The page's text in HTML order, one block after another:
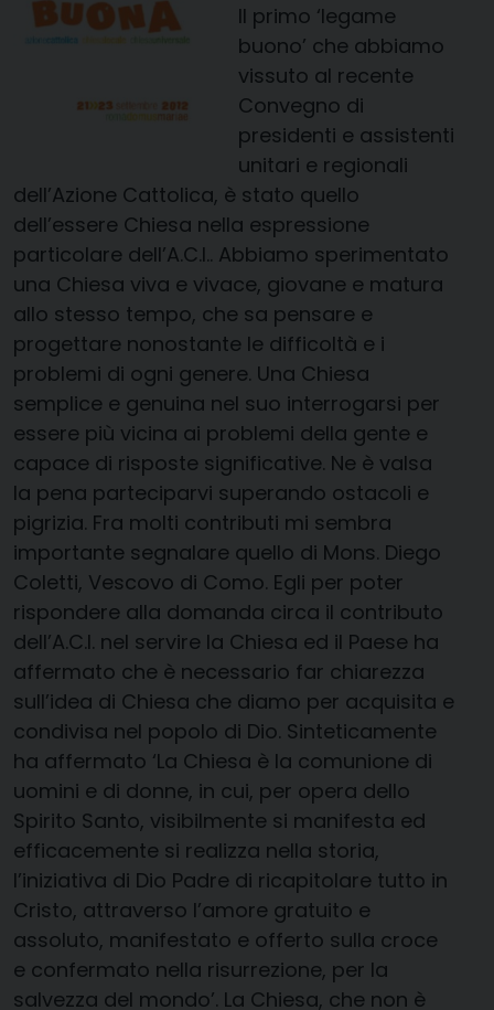
Il primo ‘legame
buono’ che abbiamo
vissuto al recente
Convegno di
presidenti e assistenti
unitari e regionali
dell’Azione Cattolica, è stato quello
dell’essere Chiesa nella espressione
particolare dell’A.C.I.. Abbiamo sperimentato
una Chiesa viva e vivace, giovane e matura
allo stesso tempo, che sa pensare e
progettare nonostante le difficoltà e i
problemi di ogni genere. Una Chiesa
semplice e genuina nel suo interrogarsi per
essere più vicina ai problemi della gente e
capace di risposte significative. Ne è valsa
la pena parteciparvi superando ostacoli e
pigrizia. Fra molti contributi mi sembra
importante segnalare quello di Mons. Diego
Coletti, Vescovo di Como. Egli per poter
rispondere alla domanda circa il contributo
dell’A.C.I. nel servire la Chiesa ed il Paese ha
affermato che è necessario far chiarezza
sull’idea di Chiesa che diamo per acquisita e
condivisa nel popolo di Dio. Sinteticamente
ha affermato ‘La Chiesa è la comunione di
uomini e di donne, in cui, per opera dello
Spirito Santo, visibilmente si manifesta ed
efficacemente si realizza nella storia,
l’iniziativa di Dio Padre di ricapitolare tutto in
Cristo, attraverso l’amore gratuito e
assoluto, manifestato e offerto sulla croce
e confermato nella risurrezione, per la
salvezza del mondo’. La Chiesa, che non è